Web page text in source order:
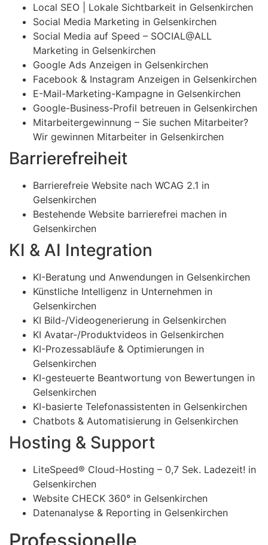
Local SEO | Lokale Sichtbarkeit in Gelsenkirchen
Social Media Marketing in Gelsenkirchen
Social Media auf Speed – SOCIAL@ALL
Marketing in Gelsenkirchen
Google Ads Anzeigen in Gelsenkirchen
Facebook & Instagram Anzeigen in Gelsenkirchen
E-Mail-Marketing-Kampagne in Gelsenkirchen
Google-Business-Profil betreuen in Gelsenkirchen
Mitarbeitergewinnung – Sie suchen Mitarbeiter?
Wir gewinnen Mitarbeiter in Gelsenkirchen
Barrierefreiheit
Barrierefreie Website nach WCAG 2.1 in
Gelsenkirchen
Bestehende Website barrierefrei machen in
Gelsenkirchen
KI & AI Integration
KI-Beratung und Anwendungen in Gelsenkirchen
Künstliche Intelligenz in Unternehmen in
Gelsenkirchen
KI Bild-/Videogenerierung in Gelsenkirchen
KI Avatar-/Produktvideos in Gelsenkirchen
KI-Prozessabläufe & Optimierungen in
Gelsenkirchen
KI-gesteuerte Beantwortung von Bewertungen in
Gelsenkirchen
KI-basierte Telefonassistenten in Gelsenkirchen
Chatbots & Automatisierung in Gelsenkirchen
Hosting & Support
LiteSpeed® Cloud-Hosting – 0,7 Sek. Ladezeit! in
Gelsenkirchen
Website CHECK 360° in Gelsenkirchen
Datenanalyse & Reporting in Gelsenkirchen